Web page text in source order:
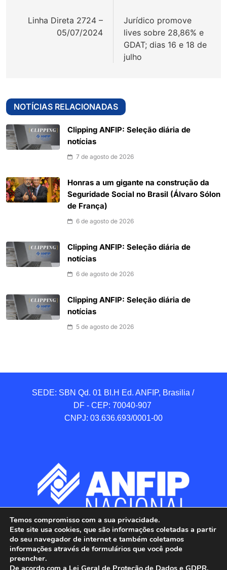
Post
Linha Direta 2724 –
05/07/2024
Jurídico promove
lives sobre 28,86% e
GDAT; dias 16 e 18 de
julho
NOTÍCIAS RELACIONADAS
Clipping ANFIP: Seleção diária de
notícias
7 de agosto de 2026
Honras a um gigante na construção da
Seguridade Social no Brasil (Álvaro Sólon
de França)
6 de agosto de 2026
Clipping ANFIP: Seleção diária de
notícias
6 de agosto de 2026
Clipping ANFIP: Seleção diária de
notícias
5 de agosto de 2026
SEDE: SBN Qd. 01 BI.H Ed. ANFIP, Brasilia /
DF - CEP: 70040-907
CNPJ: 03.636.693/0001-00
Temos compromisso com a sua privacidade.
Este site usa cookies, que são informações coletadas a partir
do seu navegador de internet e também coletamos
informações através de formulários que você pode
preencher.
De acordo com a Lei Geral de Proteção de Dados e GDPR,